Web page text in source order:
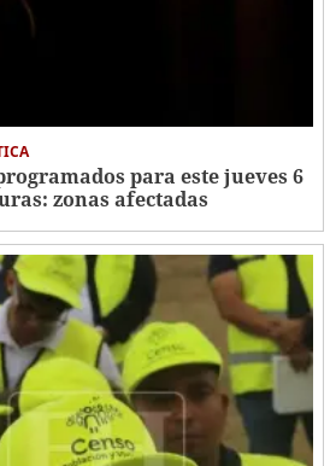
para este jueves 6
zonas afectadas